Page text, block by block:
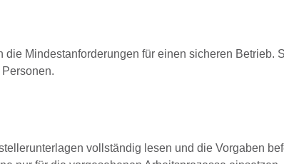
die Mindestanforderungen für einen sicheren
vollständig lesen und die Vorgaben